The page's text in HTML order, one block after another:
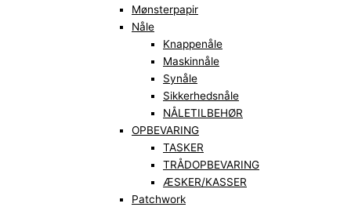
Mønsterpapir
Nåle
Knappenåle
Maskinnåle
Synåle
Sikkerhedsnåle
NÅLETILBEHØR
OPBEVARING
TASKER
TRÅDOPBEVARING
ÆSKER/KASSER
Patchwork